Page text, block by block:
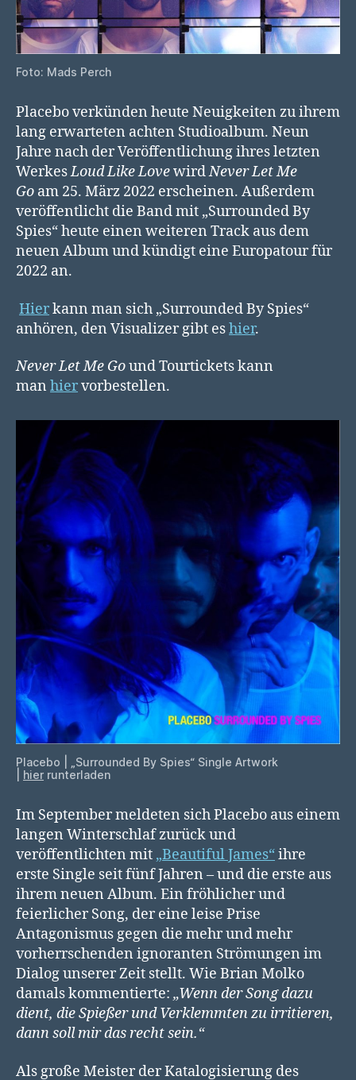
Foto: Mads Perch
Placebo verkünden heute Neuigkeiten zu ihrem
lang erwarteten achten Studioalbum. Neun
Jahre nach der Veröffentlichung ihres letzten
WerkesLoud Like LovewirdNever Let Me
Go am 25. März 2022 erscheinen. Außerdem
veröffentlicht die Band mit „Surrounded By
Spies“ heute einen weiteren Track aus dem
neuen Album und kündigt eine Europatour für
2022 an.
Hierkann man sich „Surrounded By Spies“
anhören, den Visualizer gibt eshier.
Never Let Me Gound Tourtickets kann
man hiervorbestellen.
Placebo | „Surrounded By Spies“ Single Artwork
hier runterladen
Im September meldeten sich Placebo aus einem
langen Winterschlaf zurück und
veröffentlichten mit „Beautiful James“ihre
erste Single seit fünf Jahren – und die erste aus
ihrem neuen Album. Ein fröhlicher und
feierlicher Song, der eine leise Prise
Antagonismus gegen die mehr und mehr
vorherrschenden ignoranten Strömungen im
Dialog unserer Zeit stellt. Wie Brian Molko
damals kommentierte: „Wenn der Song dazu
dient, die Spießer und Verklemmten zu irritieren,
dann soll mir das recht sein.“
Als große Meister der Katalogisierung des